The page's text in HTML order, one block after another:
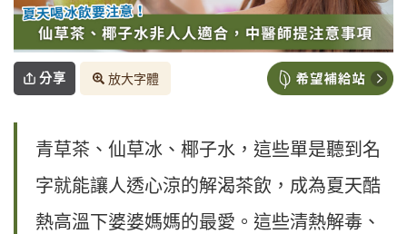
分享 放大字體
青草茶、仙草冰、椰子水，這些單是聽到名
字就能讓人透心涼的解渴茶飲，成為夏天酷
熱高溫下婆婆媽媽的最愛。這些清熱解毒、